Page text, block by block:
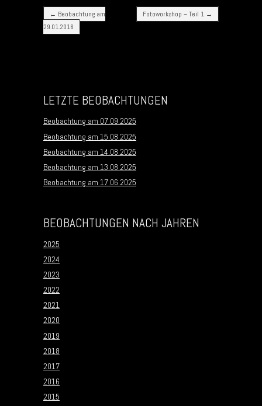
Post navigation
← Beobachtung am
29.01.2016
Fotoworkshop – Teil 1 →
LETZTE BEOBACHTUNGEN
Beobachtung am 07.09.2025
Beobachtung am 15.08.2025
Beobachtung am 14.08.2025
Beobachtung am 13.08.2025
Beobachtung am 17.06.2025
BEOBACHTUNGEN NACH JAHREN
2025
2024
2023
2022
2021
2020
2019
2018
2017
2016
2015